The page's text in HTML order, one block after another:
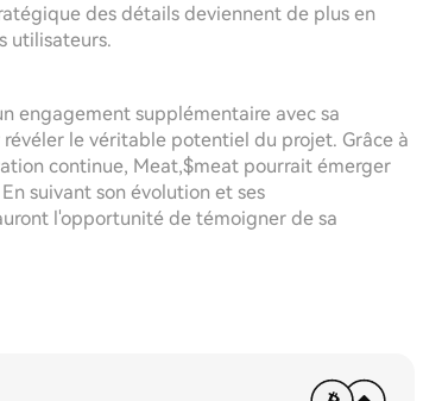
des détails deviennent de plus en
utilisateurs.
engagement supplémentaire avec sa
le véritable potentiel du projet. Grâce à
continue, Meat,$meat pourrait émerger
suivant son évolution et ses
l'opportunité de témoigner de sa